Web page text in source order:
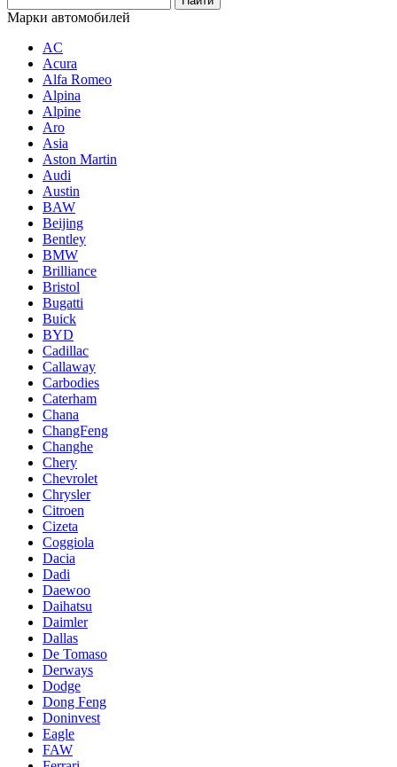
Марки автомобилей
AC
Acura
Alfa Romeo
Alpina
Alpine
Aro
Asia
Aston Martin
Audi
Austin
BAW
Beijing
Bentley
BMW
Brilliance
Bristol
Bugatti
Buick
BYD
Cadillac
Callaway
Carbodies
Caterham
Chana
ChangFeng
Changhe
Chery
Chevrolet
Chrysler
Citroen
Cizeta
Coggiola
Dacia
Dadi
Daewoo
Daihatsu
Daimler
Dallas
De Tomaso
Derways
Dodge
Dong Feng
Doninvest
Eagle
FAW